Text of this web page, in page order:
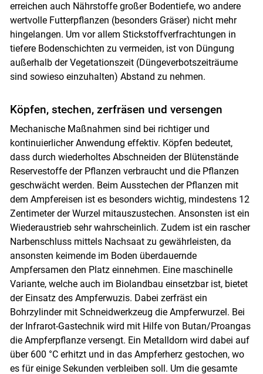
erreichen auch Nährstoffe großer Bodentiefe, wo andere
wertvolle Futterpflanzen (besonders Gräser) nicht mehr
hingelangen. Um vor allem Stickstoffverfrachtungen in
tiefere Bodenschichten zu vermeiden, ist von Düngung
außerhalb der Vegetationszeit (Düngeverbotszeiträume
sind sowieso einzuhalten) Abstand zu nehmen.
Köpfen, stechen, zerfräsen und versengen
Mechanische Maßnahmen sind bei richtiger und
kontinuierlicher Anwendung effektiv. Köpfen bedeutet,
dass durch wiederholtes Abschneiden der Blütenstände
Reservestoffe der Pflanzen verbraucht und die Pflanzen
geschwächt werden. Beim Ausstechen der Pflanzen mit
dem Ampfereisen ist es besonders wichtig, mindestens 12
Zentimeter der Wurzel mitauszustechen. Ansonsten ist ein
Wiederaustrieb sehr wahrscheinlich. Zudem ist ein rascher
Narbenschluss mittels Nachsaat zu gewährleisten, da
ansonsten keimende im Boden überdauernde
Ampfersamen den Platz einnehmen. Eine maschinelle
Variante, welche auch im Biolandbau einsetzbar ist, bietet
der Einsatz des Ampferwuzis. Dabei zerfräst ein
Bohrzylinder mit Schneidwerkzeug die Ampferwurzel. Bei
der Infrarot-Gastechnik wird mit Hilfe von Butan/Proangas
die Ampferpflanze versengt. Ein Metalldorn wird dabei auf
über 600 °C erhitzt und in das Ampferherz gestochen, wo
es für einige Sekunden verbleiben soll. Um die gesamte